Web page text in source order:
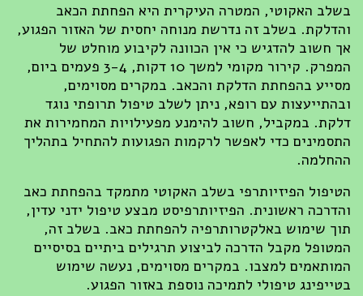
בשלב האקוטי, המטרה העיקרית היא הפחתת הכאב
והדלקת. בשלב זה נדרשת מנוחה יחסית של האזור הפגוע,
אך חשוב להדגיש כי אין הכוונה לקיבוע מוחלט של
המפרק. קירור מקומי למשך 10 דקות, 3-4 פעמים ביום,
מסייע בהפחתת הדלקת והכאב. במקרים מסוימים,
ובהתייעצות עם רופא, ניתן לשלב טיפול תרופתי נוגד
דלקת. במקביל, חשוב להימנע מפעילויות המחמירות את
התסמינים כדי לאפשר לרקמות הפגועות להתחיל בתהליך
ההחלמה.
הטיפול הפיזיותרפי בשלב האקוטי מתמקד בהפחתת כאב
והדרכה ראשונית. הפיזיותרפיסט מבצע טיפול ידני עדין,
תוך שימוש באלקטרותרפיה להפחתת כאב. בשלב זה,
המטופל מקבל הדרכה לביצוע תרגילים ביתיים בסיסיים
המותאמים למצבו. במקרים מסוימים, נעשה שימוש
בטייפינג טיפולי לתמיכה נוספת באזור הפגוע.